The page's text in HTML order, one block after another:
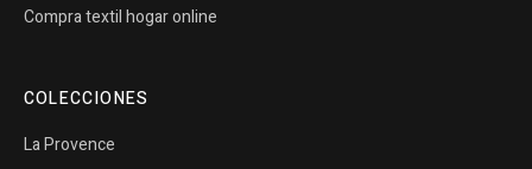
Compra textil hogar online
COLECCIONES
La Provence